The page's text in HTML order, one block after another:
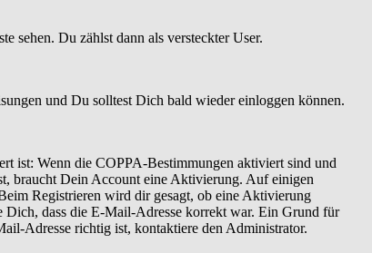
sehen. Du zählst dann als versteckter User.
und Du solltest Dich bald wieder einloggen können.
ist: Wenn die COPPA-Bestimmungen aktiviert sind und
braucht Dein Account eine Aktivierung. Auf einigen
Registrieren wird dir gesagt, ob eine Aktivierung
dass die E-Mail-Adresse korrekt war. Ein Grund für
Adresse richtig ist, kontaktiere den Administrator.